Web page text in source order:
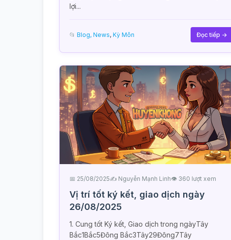
lợi...
📂 Blog, News, Kỳ Môn Đọc tiếp →
📅 25/08/2025✍️ Nguyễn Mạnh Linh👁 360 lượt xem
Vị trí tốt ký kết, giao dịch ngày
26/08/2025
1. Cung tốt Ký kết, Giao dịch trong ngàyTây
Bắc1Bắc5Đông Bắc3Tây29Đông7Tây